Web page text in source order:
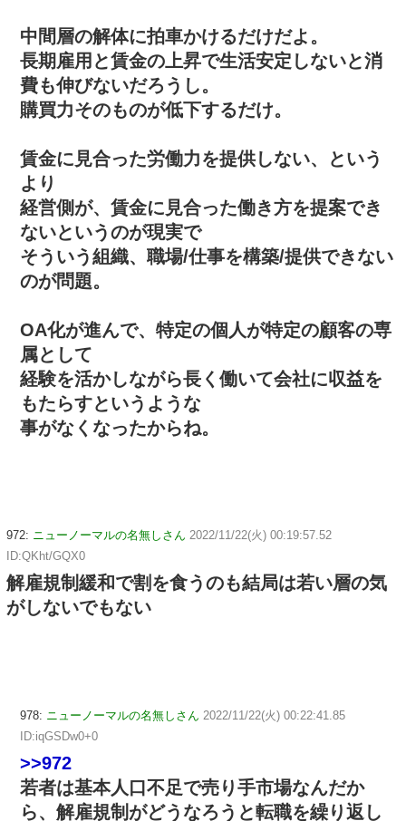
中間層の解体に拍車かけるだけだよ。
長期雇用と賃金の上昇で生活安定しないと消
費も伸びないだろうし。
購買力そのものが低下するだけ。
賃金に見合った労働力を提供しない、という
より
経営側が、賃金に見合った働き方を提案でき
ないというのが現実で
そういう組織、職場/仕事を構築/提供できない
のが問題。
OA化が進んで、特定の個人が特定の顧客の専
属として
経験を活かしながら長く働いて会社に収益を
もたらすというような
事がなくなったからね。
972: ニューノーマルの名無しさん 2022/11/22(火) 00:19:57.52
ID:QKht/GQX0
解雇規制緩和で割を食うのも結局は若い層の気
がしないでもない
978: ニューノーマルの名無しさん 2022/11/22(火) 00:22:41.85
ID:iqGSDw0+0
>>972
若者は基本人口不足で売り手市場なんだか
ら、解雇規制がどうなろうと転職を繰り返し